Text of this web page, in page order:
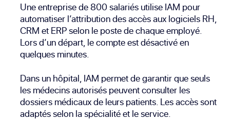
Une entreprise de 800 salariés utilise IAM pour
automatiser l’attribution des accès aux logiciels RH,
CRM et ERP selon le poste de chaque employé.
Lors d’un départ, le compte est désactivé en
quelques minutes.
Dans un hôpital, IAM permet de garantir que seuls
les médecins autorisés peuvent consulter les
dossiers médicaux de leurs patients. Les accès sont
adaptés selon la spécialité et le service.